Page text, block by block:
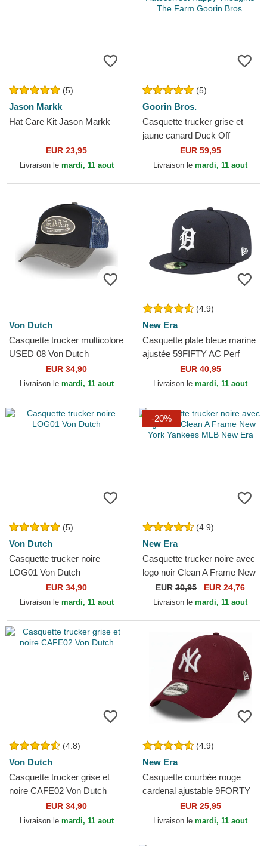
(5)
Jason Markk
Hat Care Kit Jason Markk
EUR 23,95
Livraison le mardi, 11 aout
(5)
Goorin Bros.
Casquette trucker grise et
jaune canard Duck Off
Ducking Autocorrect Happy
Thoughts The Farm...
EUR 59,95
Livraison le mardi, 11 aout
Von Dutch
Casquette trucker multicolore
USED 08 Von Dutch
EUR 34,90
Livraison le mardi, 11 aout
(4.9)
New Era
Casquette plate bleue marine
ajustée 59FIFTY AC Perf
Detroit Tigers MLB New Era
EUR 40,95
Livraison le mardi, 11 aout
(5)
Von Dutch
Casquette trucker noire
LOG01 Von Dutch
EUR 34,90
Livraison le mardi, 11 aout
-20%
(4.9)
New Era
Casquette trucker noire avec
logo noir Clean A Frame New
York Yankees MLB New Era
EUR 30,95 EUR 24,76
Livraison le mardi, 11 aout
(4.8)
Von Dutch
Casquette trucker grise et
noire CAFE02 Von Dutch
EUR 34,90
Livraison le mardi, 11 aout
(4.9)
New Era
Casquette courbée rouge
cardenal ajustable 9FORTY
Essential New York Yankees
MLB New Era
EUR 25,95
Livraison le mardi, 11 aout